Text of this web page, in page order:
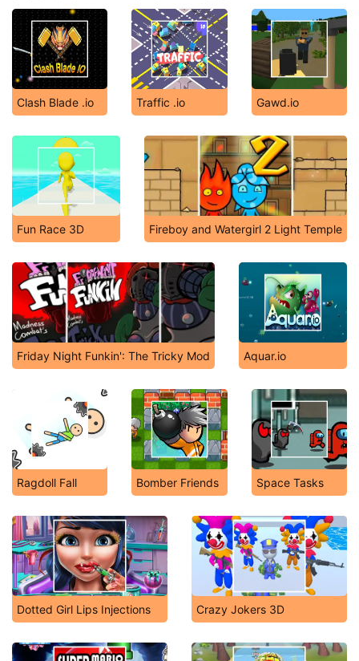
Clash Blade .io Traffic .io Gawd.io
Fun Race 3D Fireboy and Watergirl 2 Light Temple
Friday Night Funkin': The Tricky Mod Aquar.io
Ragdoll Fall Bomber Friends Space Tasks
Dotted Girl Lips Injections Crazy Jokers 3D